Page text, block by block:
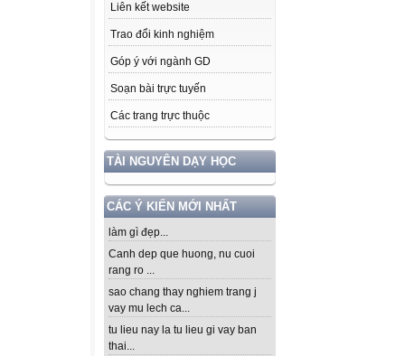
Liên kết website
Trao đổi kinh nghiệm
Góp ý với ngành GD
Soạn bài trực tuyến
Các trang trực thuộc
TÀI NGUYÊN DẠY HỌC
CÁC Ý KIẾN MỚI NHẤT
làm gì đẹp...
Canh dep que huong, nu cuoi
rang ro ...
sao chang thay nghiem trang j
vay mu lech ca...
tu lieu nay la tu lieu gi vay ban
thai...